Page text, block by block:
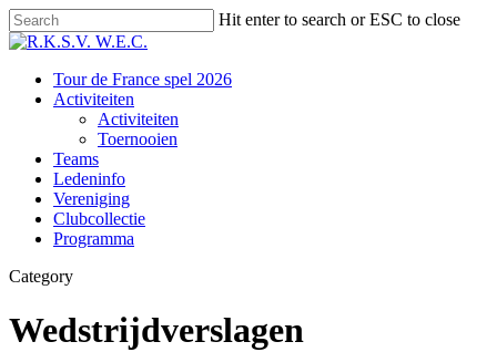
Skip
to
content
Hit enter to search or ESC to close
Close
Menu
Tour de France spel 2026
Activiteiten
Activiteiten
Toernooien
Teams
Ledeninfo
Vereniging
Clubcollectie
Programma
Category
Wedstrijdverslagen